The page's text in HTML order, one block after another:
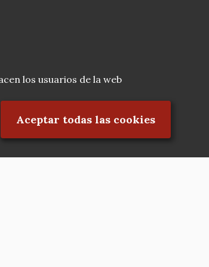
los usuarios de la web
Aceptar todas las cookies
Rechazar el consentimiento